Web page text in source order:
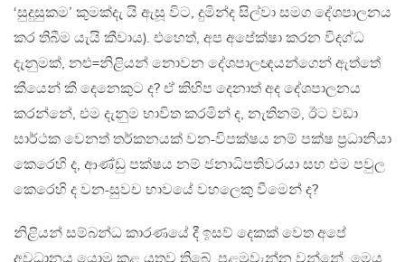
‘සුදුසුකම’ කුමක්දැ යි ඇසූ විට, දුමින්ද සිල්වා සමග දේශපාලනය
කර තිබීම යැයි කීවාය). එහෙත්, අප අපේක්ෂා කරන විදග්ධ
දැනුමක්, නළු=නිළියන් නොවන දේශපාලඥයන්ගෙන් ඇත්තේ
කීයෙන් කී දෙනෙකුට ද? ඒ කිහිප දෙනාත් අද දේශපාලනය
කරන්නේ, එම දැනුම භාවිත කරමින් ද, නැතිනම්, ඊට වඩා
සාර්ථක වෙනත් තර්කනයක් වන-විපක්ෂය නම් පක්ෂ ප‍්‍රධානියා
කෙරෙහි ද, ආණ්ඩු පක්ෂය නම් ජනාධිපතිවරයා සහ එම පවුල
කෙරෙහි ද වන-සුවච භාවයේ වහලෙකු වීමෙන් ද?
නිළියන් සම්බන්ධ කාරණයේ දී ඉසව් දෙකක් වෙත අපේ